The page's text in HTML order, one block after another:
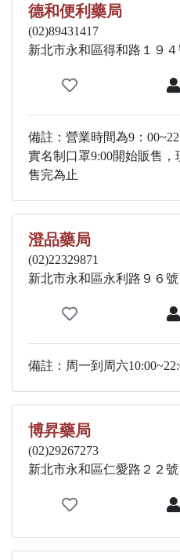
德和便利藥局
(02)89431417
新北市永和區得和路１９
備註：營業時間為9：
實名制口罩9:00開始販售，
售完為止
澄品藥局
(02)22329871
新北市永和區永利路９６
備註：周一到周六
博昇藥局
(02)29267273
新北市永和區仁愛路２２